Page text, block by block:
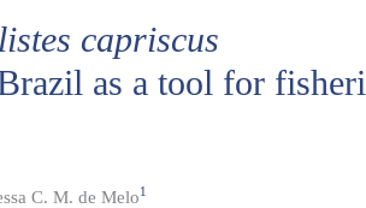
capriscus
as a tool for
C. M. de Melo1